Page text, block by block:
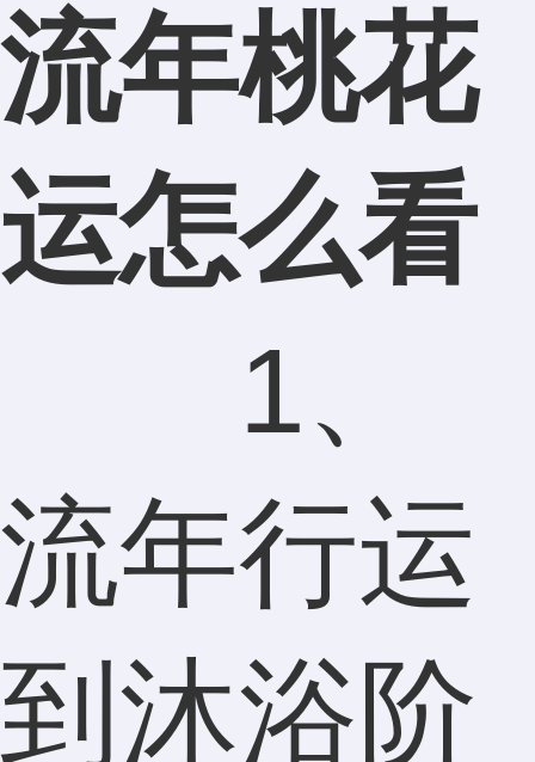
流年桃花
运怎么看
1、
流年行运
到沐浴阶